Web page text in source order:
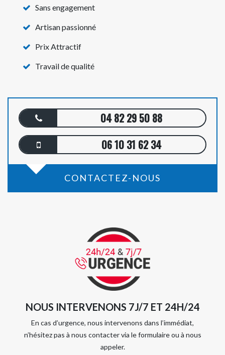
Sans engagement
Artisan passionné
Prix Attractif
Travail de qualité
04 82 29 50 88
06 10 31 62 34
CONTACTEZ-NOUS
NOUS INTERVENONS 7J/7 ET 24H/24
En cas d’urgence, nous intervenons dans l’immédiat,
n’hésitez pas à nous contacter via le formulaire ou à nous
appeler.